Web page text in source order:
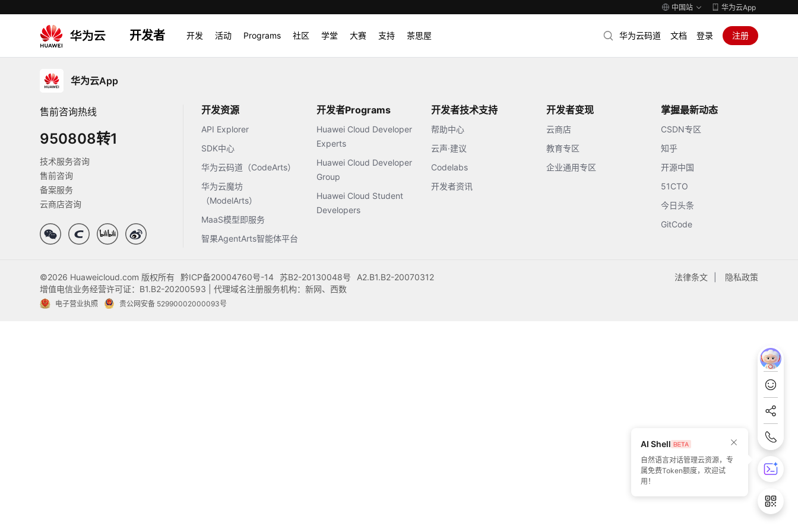
中国站 华为云App
开发者 开发 活动 Programs 社区 学堂 大赛 支持 茶思屋 华为云码道 文档 登录 注册
华为云App
售前咨询热线
950808转1
技术服务咨询
售前咨询
备案服务
云商店咨询
开发资源
API Explorer
SDK中心
华为云码道（CodeArts）
华为云魔坊
（ModelArts）
MaaS模型即服务
智果AgentArts智能体平台
开发者Programs
Huawei Cloud Developer
Experts
Huawei Cloud Developer
Group
Huawei Cloud Student
Developers
开发者技术支持
帮助中心
云声·建议
Codelabs
开发者资讯
开发者变现
云商店
教育专区
企业通用专区
掌握最新动态
CSDN专区
知乎
开源中国
51CTO
今日头条
GitCode
法律条文 隐私政策
©2026 Huaweicloud.com 版权所有 黔ICP备20004760号-14 苏B2-20130048号
A2.B1.B2-20070312
增值电信业务经营许可证：B1.B2-20200593 | 代理域名注册服务机构：新网、西数
电子营业执照 贵公网安备 52990002000093号
AI Shell
自然语言对话管理云资源，专
属免费Token额度，欢迎试
用！